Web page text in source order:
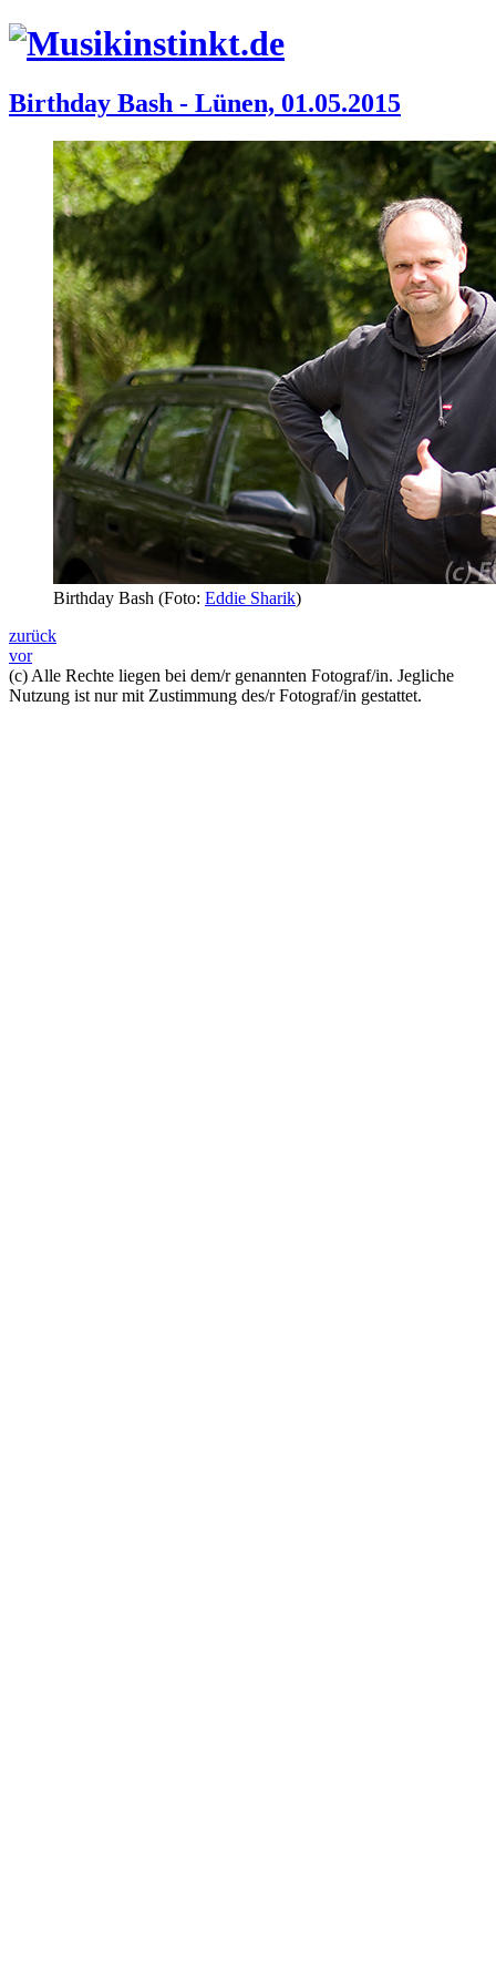
Birthday Bash - Lünen, 01.05.2015
Birthday Bash (Foto: Eddie Sharik)
zurück
vor
(c) Alle Rechte liegen bei dem/r genannten Fotograf/in. Jegliche
Nutzung ist nur mit Zustimmung des/r Fotograf/in gestattet.